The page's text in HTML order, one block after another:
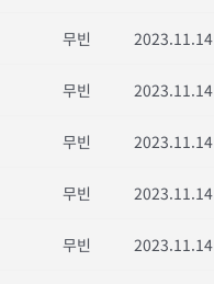
무빈 2023.11.14
무빈 2023.11.14
무빈 2023.11.14
무빈 2023.11.14
무빈 2023.11.14